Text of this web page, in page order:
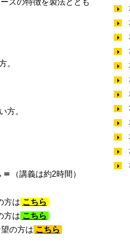
ズの特徴を製法ととも
。
方。
（講義は約2時間）
方は こちら
方は こちら
の方は こちら